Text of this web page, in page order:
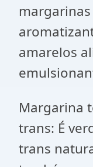
amarelos
Margarina
trans: É
trans